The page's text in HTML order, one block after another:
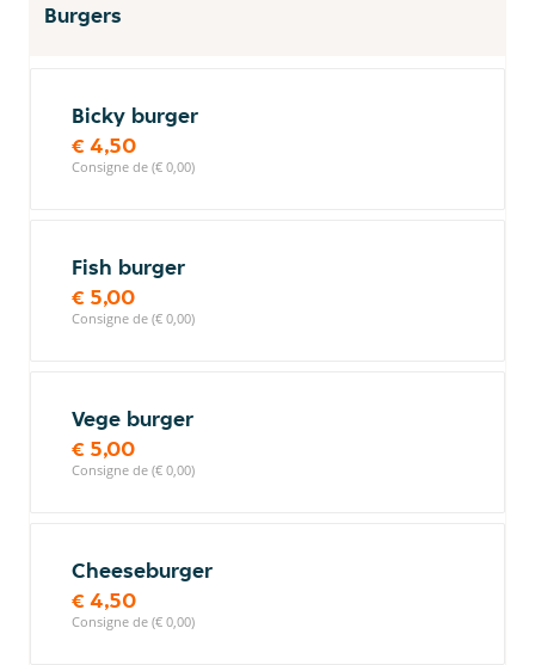
Burgers
Bicky burger
€ 4,50
Consigne de (€ 0,00)
Fish burger
€ 5,00
Consigne de (€ 0,00)
Vege burger
€ 5,00
Consigne de (€ 0,00)
Cheeseburger
€ 4,50
Consigne de (€ 0,00)